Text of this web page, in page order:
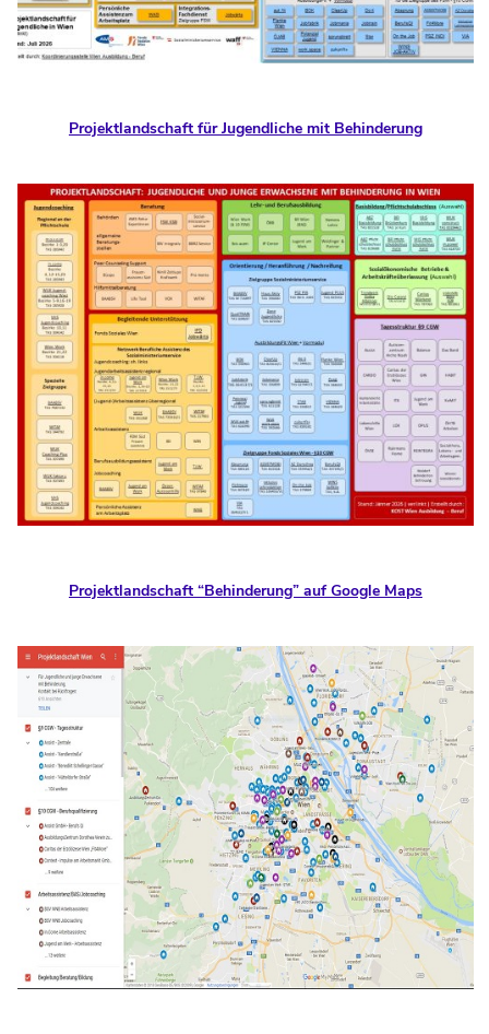
Projektlandschaft für Jugendliche mit Behinderung
Projektlandschaft “Behinderung” auf Google Maps